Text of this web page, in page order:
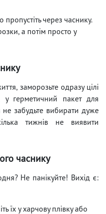
через часнику.
а потім просто у
заморозьте одразу цілі
у герметичний пакет для
забудьте вибирати дуже
тижнів не виявити
часнику
Не панікуйте! Вихід є:
їх у харчову плівку або